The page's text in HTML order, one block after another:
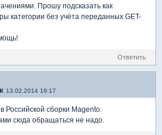
Прошу подсказать как
категории без учёта переданных GET-
Ответить
13.02.2014 19:17
Российской сборки Magento.
сюда обращаться не надо.